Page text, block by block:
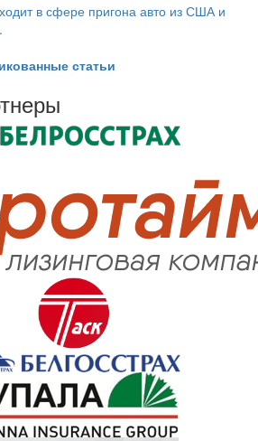
в сфере пригона авто из США и
статьи